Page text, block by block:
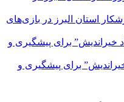
برنز نتیجه حضور ۷ ورزشکار استان البرز در بازی‌های
برای پیشگیری و